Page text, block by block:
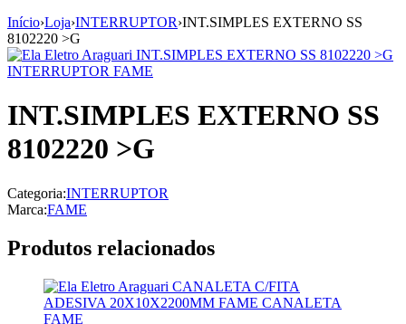
Início›Loja›INTERRUPTOR›INT.SIMPLES EXTERNO SS
8102220 >G
INT.SIMPLES EXTERNO SS
8102220 >G
Categoria:INTERRUPTOR
Marca:FAME
Produtos relacionados